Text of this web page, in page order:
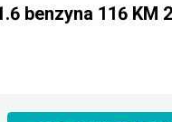
benzyna 116 KM